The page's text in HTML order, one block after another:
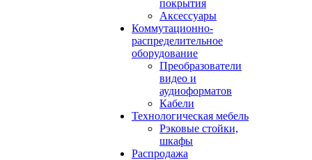
покрытия
Аксессуары
Коммутационно-
распределительное
оборудование
Преобразователи
видео и
аудиоформатов
Кабели
Технологическая мебель
Рэковые стойки,
шкафы
Распродажа